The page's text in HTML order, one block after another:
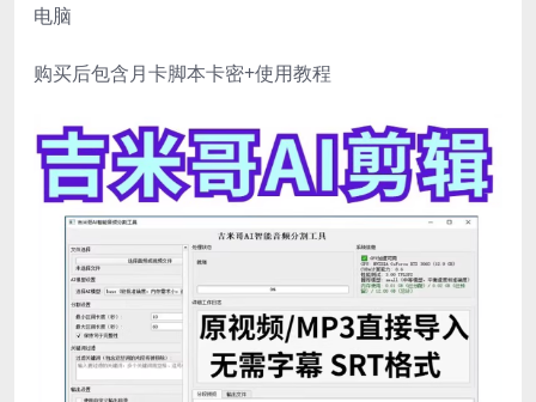
电脑
购买后包含月卡脚本卡密+使用教程